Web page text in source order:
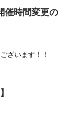
時間変更の
ざいます！！